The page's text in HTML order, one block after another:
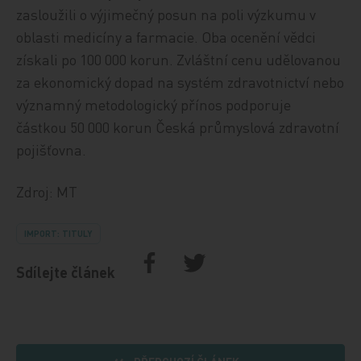
zasloužili o výjimečný posun na poli výzkumu v
oblasti medicíny a farmacie. Oba ocenění vědci
získali po 100 000 korun. Zvláštní cenu udělovanou
za ekonomický dopad na systém zdravotnictví nebo
významný metodologický přínos podporuje
částkou 50 000 korun Česká průmyslová zdravotní
pojišťovna.
Zdroj: MT
IMPORT: TITULY
Sdílejte článek